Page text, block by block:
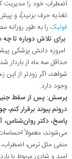
اضطراب خود را مدیریت
تغذیه حرف بزنید)، و
فولیک را به طور روزانه
برای تلاش دوباره تا
امروزه دانش پزشکی
حداقل سه ماه از باردار
شواهد، اگر زودتر از این
وجود دارد.
پرسش: پس از سقط جنین،
درونم پیوند برقرار
پاسخ، دکتر روان‌شناس،
می‌شوند، معمولاً
منفی مثل ترس، اضطراب،
امید و شادی مربوط با